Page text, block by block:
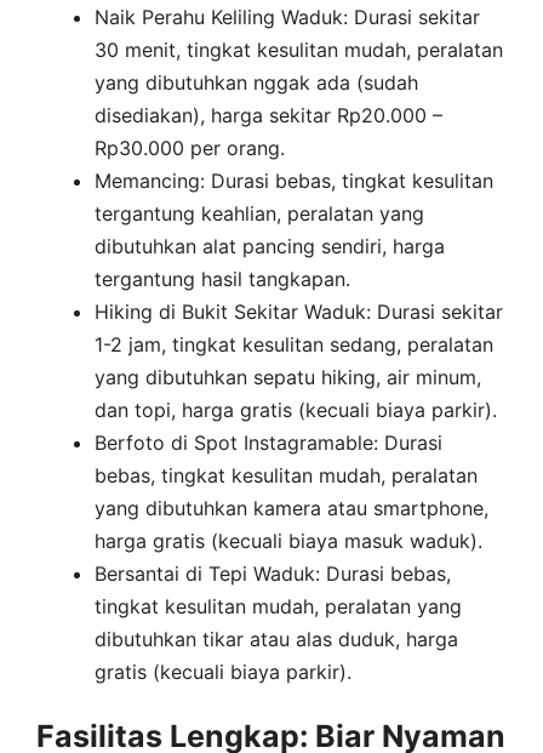
Naik Perahu Keliling Waduk: Durasi sekitar
30 menit, tingkat kesulitan mudah, peralatan
yang dibutuhkan nggak ada (sudah
disediakan), harga sekitar Rp20.000 –
Rp30.000 per orang.
Memancing: Durasi bebas, tingkat kesulitan
tergantung keahlian, peralatan yang
dibutuhkan alat pancing sendiri, harga
tergantung hasil tangkapan.
Hiking di Bukit Sekitar Waduk: Durasi sekitar
1-2 jam, tingkat kesulitan sedang, peralatan
yang dibutuhkan sepatu hiking, air minum,
dan topi, harga gratis (kecuali biaya parkir).
Berfoto di Spot Instagramable: Durasi
bebas, tingkat kesulitan mudah, peralatan
yang dibutuhkan kamera atau smartphone,
harga gratis (kecuali biaya masuk waduk).
Bersantai di Tepi Waduk: Durasi bebas,
tingkat kesulitan mudah, peralatan yang
dibutuhkan tikar atau alas duduk, harga
gratis (kecuali biaya parkir).
Fasilitas Lengkap: Biar Nyaman